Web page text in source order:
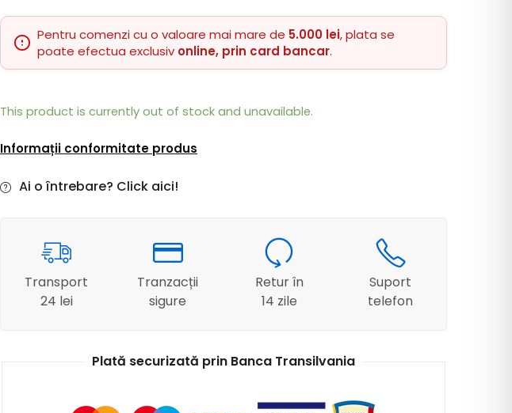
Pentru comenzi cu o valoare mai mare de 5.000 lei, plata se
poate efectua exclusiv online, prin card bancar.
This product is currently out of stock and unavailable.
Informații conformitate produs
Ai o întrebare? Click aici!
Transport
24 lei
Tranzacții
sigure
Retur în
14 zile
Suport
telefon
Plată securizată prin Banca Transilvania